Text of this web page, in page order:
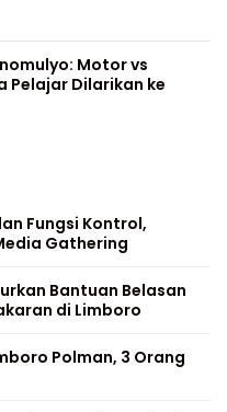
Motor vs
Pelajar Dilarikan ke
Fungsi Kontrol,
Gathering
Bantuan Belasan
di Limboro
Polman, 3 Orang